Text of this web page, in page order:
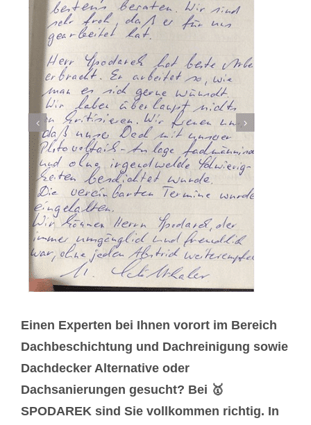
Einen Experten bei Ihnen vorort im Bereich
Dachbeschichtung und Dachreinigung sowie
Dachdecker Alternative oder
Dachsanierungen gesucht? Bei 🥇
SPODAREK sind Sie vollkommen richtig. In